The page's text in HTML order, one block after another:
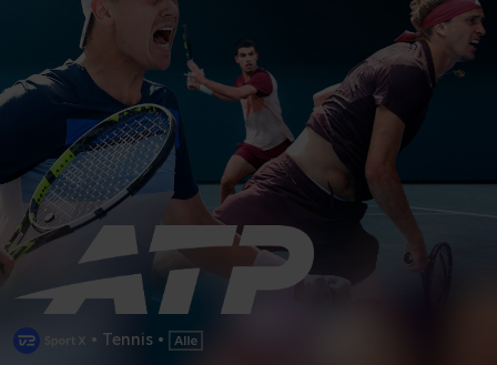
• Tennis •